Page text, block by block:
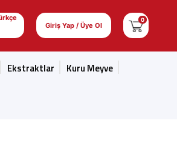
Giriş Yap / Üye Ol
0
Ekstraktlar Kuru Meyve